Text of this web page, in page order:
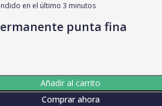
en el último 3 minutos
punta fina
Añadir al carrito
Comprar ahora